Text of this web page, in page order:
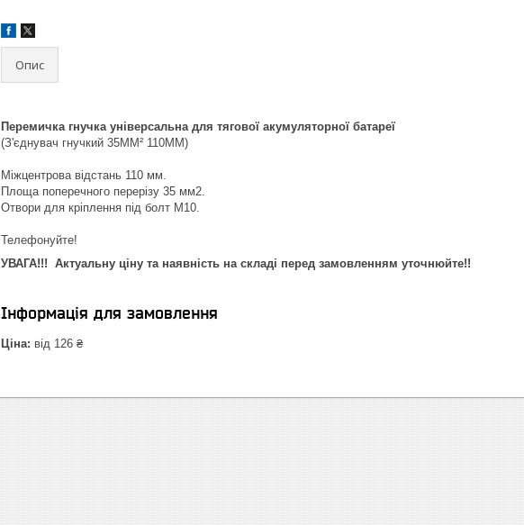
Опис
Перемичка гнучка універсальна для тягової акумуляторної батареї
(З'єднувач гнучкий 35MM² 110MM)
Міжцентрова відстань 110 мм.
Площа поперечного перерізу 35 мм2.
Отвори для кріплення під болт М10.
Телефонуйте!
УВАГА!!! Актуальну ціну та наявність на складі перед замовленням уточнюйте!!
Інформація для замовлення
Ціна: від 126 ₴